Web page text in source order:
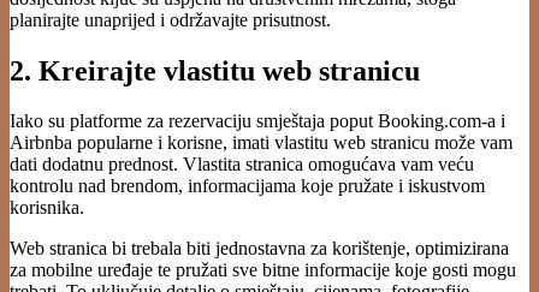
planirajte unaprijed i održavajte prisutnost.
2. Kreirajte vlastitu web stranicu
Iako su platforme za rezervaciju smještaja poput Booking.com-a i
Airbnba popularne i korisne, imati vlastitu web stranicu može vam
dati dodatnu prednost. Vlastita stranica omogućava vam veću
kontrolu nad brendom, informacijama koje pružate i iskustvom
korisnika.
Web stranica bi trebala biti jednostavna za korištenje, optimizirana
za mobilne uređaje te pružati sve bitne informacije koje gosti mogu